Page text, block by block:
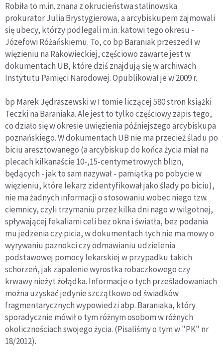
Robiła to m.in. znana z okrucieństwa stalinowska
prokurator Julia Brystygierowa, a arcybiskupem zajmowali
się ubecy, którzy podlegali m.in. katowi tego okresu -
Józefowi Różańskiemu. To, co bp Baraniak przeszedł w
więzieniu na Rakowieckiej, częściowo zawarte jest w
dokumentach UB, które dziś znajdują się w archiwach
Instytutu Pamięci Narodowej. Opublikował je w 2009 r.
bp Marek Jędraszewski w I tomie liczącej 580 stron książki
Teczki na Baraniaka. Ale jest to tylko częściowy zapis tego,
co działo się w okresie uwięzienia późniejszego arcybiskupa
poznańskiego. W dokumentach UB nie ma przecież śladu po
biciu aresztowanego (a arcybiskup do końca życia miał na
plecach kilkanaście 10-,15-centymetrowych blizn,
będących - jak to sam nazywał - pamiątką po pobycie w
więzieniu, które lekarz zidentyfikował jako ślady po biciu),
nie ma żadnych informacji o stosowaniu wobec niego tzw.
ciemnicy, czyli trzymaniu przez kilka dni nago w wilgotnej,
spływającej fekaliami celi bez okna i światła, bez podania
mu jedzenia czy picia, w dokumentach tych nie ma mowy o
wyrywaniu paznokci czy odmawianiu udzielenia
podstawowej pomocy lekarskiej w przypadku takich
schorzeń, jak zapalenie wyrostka robaczkowego czy
krwawy nieżyt żołądka. Informacje o tych prześladowaniach
można uzyskać jedynie szczątkowo od świadków
fragmentarycznych wypowiedzi abp. Baraniaka, który
sporadycznie mówił o tym różnym osobom w różnych
okolicznościach swojego życia. (Pisaliśmy o tym w "PK" nr
18/2012).